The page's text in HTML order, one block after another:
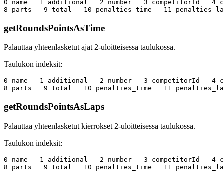
0 name   1 additional   2 number   3 competitorId
getRoundsPointsAsTime
Palauttaa yhteenlasketut ajat 2-uloitteisessa taulukossa.
Taulukon indeksit:
0 name   1 additional   2 number   3 competitorId
getRoundsPointsAsLaps
Palauttaa yhteenlasketut kierrokset 2-uloitteisessa taulukossa.
Taulukon indeksit:
0 name   1 additional   2 number   3 competitorId